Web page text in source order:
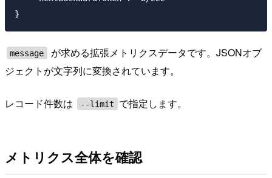
message
が求める拡張メトリクスデータです。JSONオブ
ジェクトが文字列に変換されています。
レコード件数は --limit で指定します。
メトリクス全体を確認